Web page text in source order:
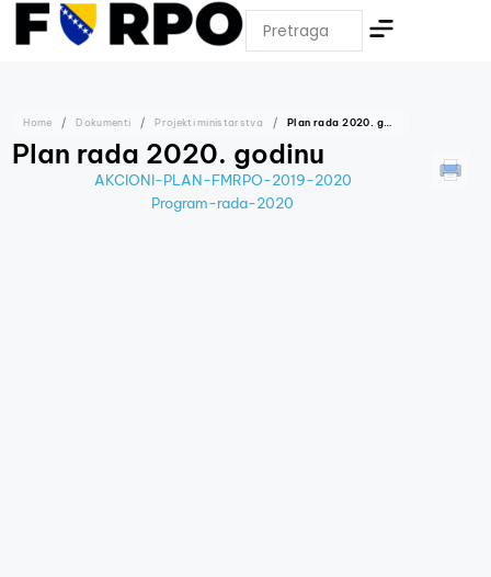
Home Dokumenti Projekti ministarstva
Plan rada 2020. godinu
AKCIONI-PLAN-FMRPO-2019-2020
Program-rada-2020